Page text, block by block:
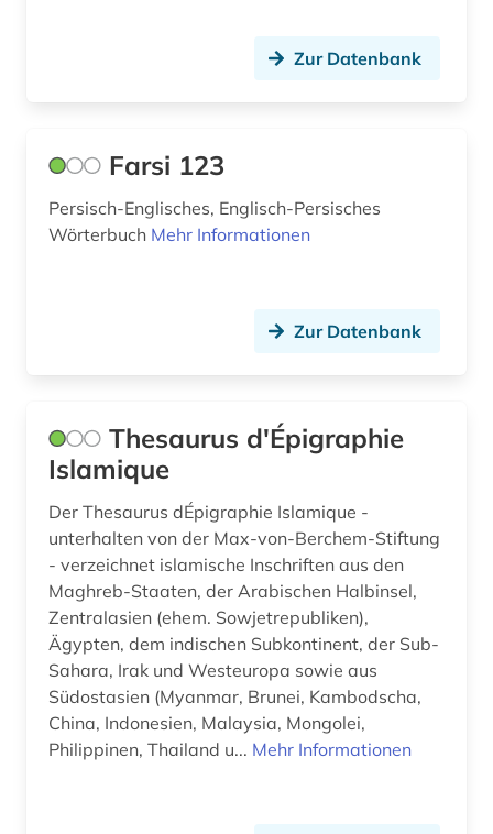
Zur Datenbank
Farsi 123
Persisch-Englisches, Englisch-Persisches
Wörterbuch Mehr Informationen
Zur Datenbank
Thesaurus d'Épigraphie
Islamique
Der Thesaurus dÉpigraphie Islamique -
unterhalten von der Max-von-Berchem-Stiftung
- verzeichnet islamische Inschriften aus den
Maghreb-Staaten, der Arabischen Halbinsel,
Zentralasien (ehem. Sowjetrepubliken),
Ägypten, dem indischen Subkontinent, der Sub-
Sahara, Irak und Westeuropa sowie aus
Südostasien (Myanmar, Brunei, Kambodscha,
China, Indonesien, Malaysia, Mongolei,
Philippinen, Thailand u... Mehr Informationen